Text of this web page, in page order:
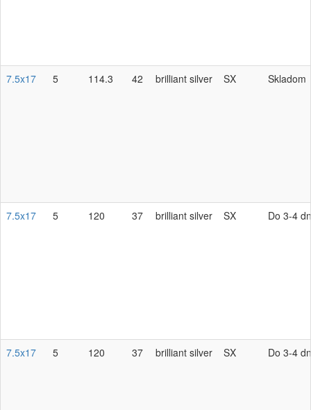
7.5x17 5 114.3 42 brilliant silver SX Skladom
7.5x17 5 120 37 brilliant silver SX Do 3-4
7.5x17 5 120 37 brilliant silver SX Do 3-4